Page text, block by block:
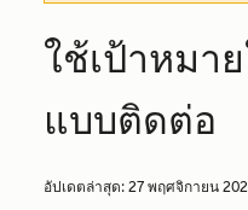
ใช้เป้าหมา
แบบติดต่อ
อัปเดตล่าสุด: 27 พฤศจิกายน